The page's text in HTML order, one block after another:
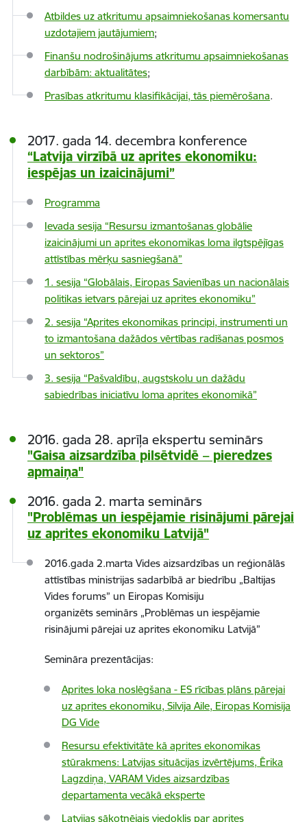
Atbildes uz atkritumu apsaimniekošanas komersantu
uzdotajiem jautājumiem;
Finanšu nodrošinājums atkritumu apsaimniekošanas
darbībām: aktualitātes;
Prasības atkritumu klasifikācijai, tās piemērošana.
2017. gada 14. decembra konference
“Latvija virzībā uz aprites ekonomiku:
iespējas un izaicinājumi”
Programma
Ievada sesija “Resursu izmantošanas globālie
izaicinājumi un aprites ekonomikas loma ilgtspējīgas
attīstības mērķu sasniegšanā”
1. sesija “Globālais, Eiropas Savienības un nacionālais
politikas ietvars pārejai uz aprites ekonomiku”
2. sesija “Aprites ekonomikas principi, instrumenti un
to izmantošana dažādos vērtības radīšanas posmos
un sektoros”
3. sesija “Pašvaldību, augstskolu un dažādu
sabiedrības iniciatīvu loma aprites ekonomikā”
2016. gada 28. aprīļa ekspertu seminārs
"Gaisa aizsardzība pilsētvidē – pieredzes
apmaiņa"
2016. gada 2. marta seminārs
"Problēmas un iespējamie risinājumi pārejai
uz aprites ekonomiku Latvijā"
2016.gada 2.marta Vides aizsardzības un reģionālās
attīstības ministrijas sadarbībā ar biedrību „Baltijas
Vides forums” un Eiropas Komisiju
organizēts seminārs „Problēmas un iespējamie
risinājumi pārejai uz aprites ekonomiku Latvijā”
Semināra prezentācijas:
Aprites loka noslēgšana - ES rīcības plāns pārejai
uz aprites ekonomiku, Silvija Aile, Eiropas Komisija
DG Vide
Resursu efektivitāte kā aprites ekonomikas
stūrakmens: Latvijas situācijas izvērtējums, Ērika
Lagzdiņa, VARAM Vides aizsardzības
departamenta vecākā eksperte
Latvijas sākotnējais viedoklis par aprites